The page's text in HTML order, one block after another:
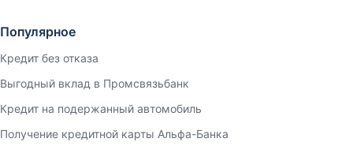
Популярное
Кредит без отказа
Выгодный вклад в Промсвязьбанк
Кредит на подержанный автомобиль
Получение кредитной карты Альфа-Банка